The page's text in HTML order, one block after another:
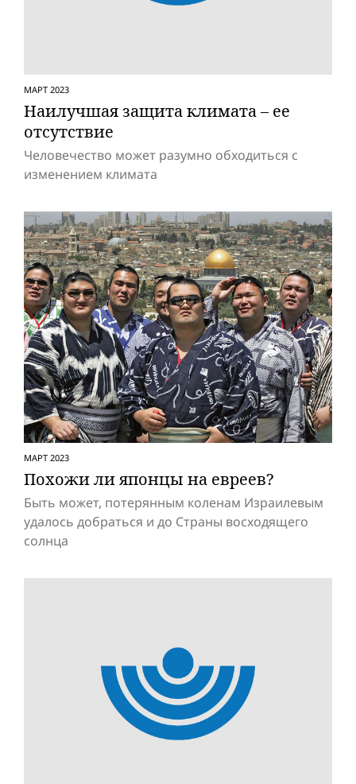
МАРТ 2023
Наилучшая защитa климата – ее
отсутствие
Человечество может разумно обходиться с
изменением климата
МАРТ 2023
Похожи ли японцы на евреев?
Быть может, потерянным коленам Израилевым
удалось добраться и до Cтраны восходящего
солнца